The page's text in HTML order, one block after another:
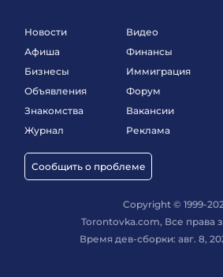
Новости
Афиша
Бизнесы
Объявления
Знакомства
Журнал
Сообщить о проблеме
Видео
Финансы
Иммиграция
Форум
Вакансии
Реклама
Copyright © 1999-
Torontovka.com, Все права
Время дев-сборки: авг. 8,